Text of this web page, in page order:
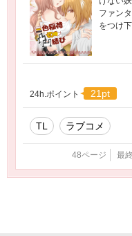
ファン
をつけ
24h.ポイント 21pt
TL ラブコメ
48ページ 最